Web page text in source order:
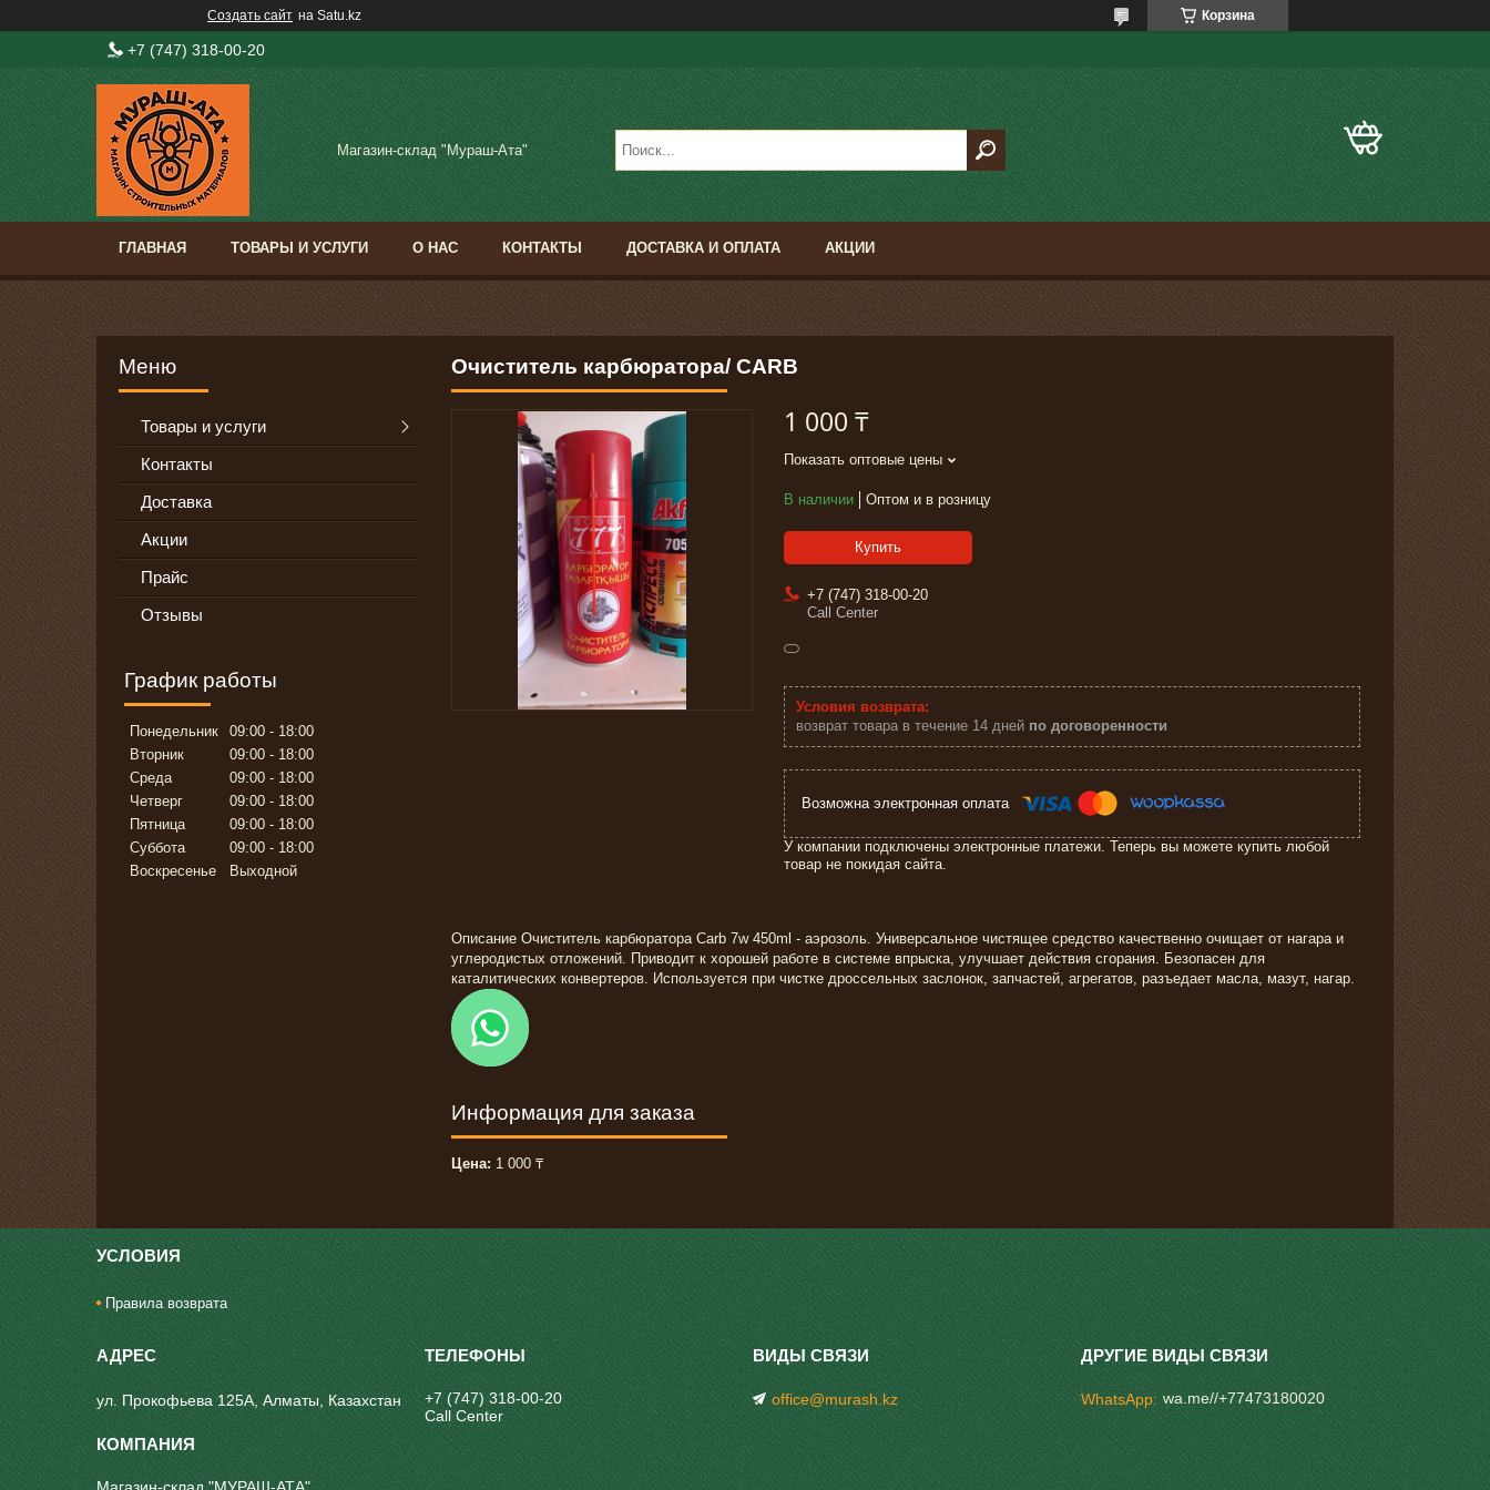
Создать сайт на Satu.kz Корзина
+7 (747) 318-00-20
Магазин-склад "Мураш-Ата"
ГЛАВНАЯ ТОВАРЫ И УСЛУГИ О НАС КОНТАКТЫ ДОСТАВКА И ОПЛАТА АКЦИИ
Очиститель карбюратора/ CARB
1 000 ₸
Показать оптовые цены
В наличии Оптом и в розницу
Купить
+7 (747) 318-00-20
Call Center
возврат товара в течение 14 дней по договоренности
У компании подключены электронные платежи. Теперь вы можете купить любой
товар не покидая сайта.
Описание Очиститель карбюратора Carb 7w 450ml - аэрозоль. Универсальное чистящее средство качественно очищает от нагара и
углеродистых отложений. Приводит к хорошей работе в системе впрыска, улучшает действия сгорания. Безопасен для
каталитических конвертеров. Используется при чистке дроссельных заслонок, запчастей, агрегатов, разъедает масла, мазут, нагар.
Информация для заказа
Цена: 1 000 ₸
Товары и услуги
Контакты
Доставка
Акции
Прайс
Отзывы
График работы
Понедельник 09:00
18:00
Вторник
09:00
18:00
Среда
09:00
18:00
Четверг
09:00
18:00
Пятница
09:00
18:00
Суббота
09:00
18:00
Воскресенье
Выходной
УСЛОВИЯ
Правила возврата
ул. Прокофьева 125А, Алматы, Казахстан
+7 (747) 318-00-20
Call Center
office@murash.kz WhatsApp wa.me//+77473180020